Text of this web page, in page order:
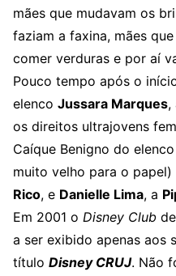
mães que mudavam os
faziam a faxina, mães
comer verduras e por aí
Pouco tempo após o
elenco Jussara Marques,
os direitos ultrajovens
Caíque Benigno do
muito velho para o papel)
Rico, e Danielle Lima, a
Em 2001 o Disney Club
a ser exibido apenas aos
título Disney CRUJ. Não